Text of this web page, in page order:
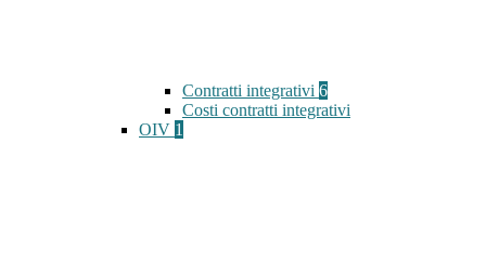
Contratti integrativi 6
Costi contratti integrativi
OIV 1